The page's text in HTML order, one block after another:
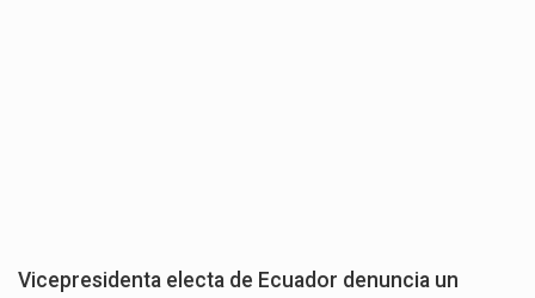
Vicepresidenta electa de Ecuador denuncia un